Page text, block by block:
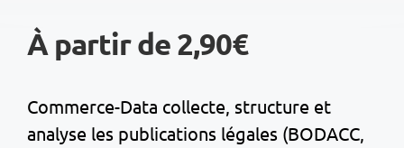
À partir de 2,90€
Commerce-Data collecte, structure et
analyse les publications légales (BODACC,